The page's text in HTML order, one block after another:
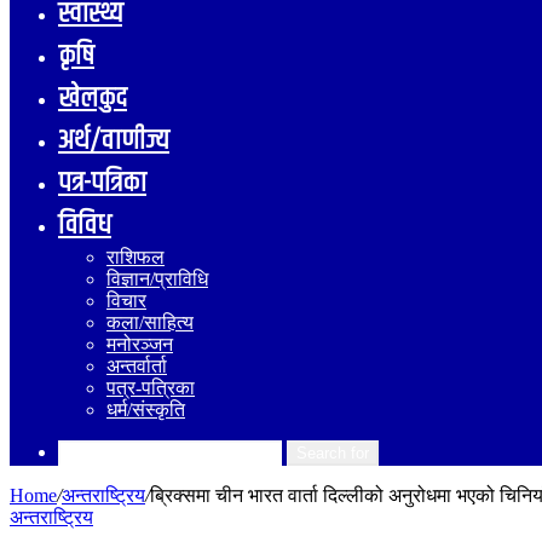
स्वास्थ्य
कृषि
खेलकुद
अर्थ/वाणीज्य
पत्र-पत्रिका
विविध
राशिफल
विज्ञान/प्राविधि
विचार
कला/साहित्य
मनोरञ्जन
अन्तर्वार्ता
पत्र-पत्रिका
धर्म/संस्कृति
Home/अन्तराष्ट्रिय/ब्रिक्समा चीन भारत वार्ता दिल्लीको अनुरोधमा भएको
अन्तराष्ट्रिय